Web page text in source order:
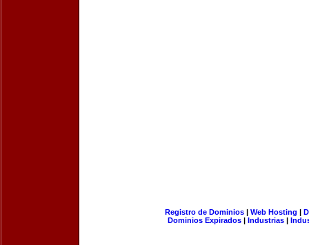
Registro de Dominios| Web Hosting |
Dominios Expirados | Industrias |